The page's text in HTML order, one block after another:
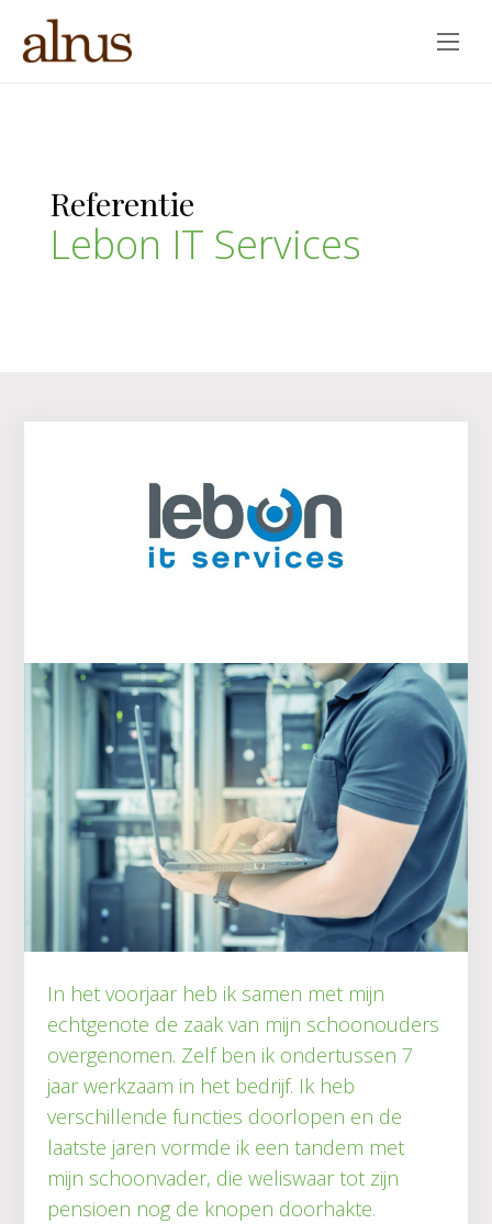
Referentie
Lebon IT Services
In het voorjaar heb ik samen met mijn
echtgenote de zaak van mijn schoonouders
overgenomen. Zelf ben ik ondertussen 7
jaar werkzaam in het bedrijf. Ik heb
verschillende functies doorlopen en de
laatste jaren vormde ik een tandem met
mijn schoonvader, die weliswaar tot zijn
pensioen nog de knopen doorhakte.